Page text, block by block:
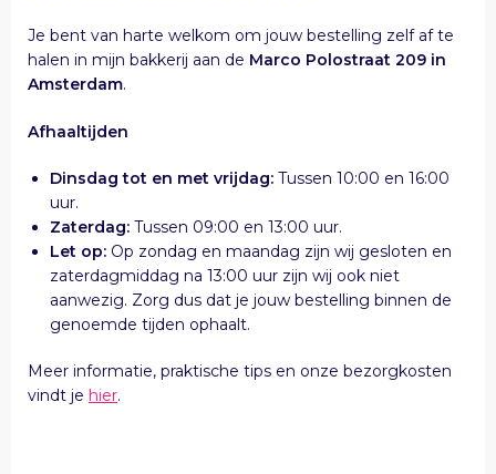
Je bent van harte welkom om jouw bestelling zelf af te
halen in mijn bakkerij aan de Marco Polostraat 209 in
Amsterdam.
Afhaaltijden
Dinsdag tot en met vrijdag: Tussen 10:00 en 16:00
uur.
Zaterdag: Tussen 09:00 en 13:00 uur.
Let op: Op zondag en maandag zijn wij gesloten en
zaterdagmiddag na 13:00 uur zijn wij ook niet
aanwezig. Zorg dus dat je jouw bestelling binnen de
genoemde tijden ophaalt.
Meer informatie, praktische tips en onze bezorgkosten
vindt je hier.